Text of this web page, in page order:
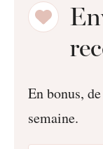
En bonus,
semaine.